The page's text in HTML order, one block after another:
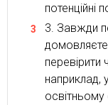
потенційні
Завжди
наприклад,
освітньому